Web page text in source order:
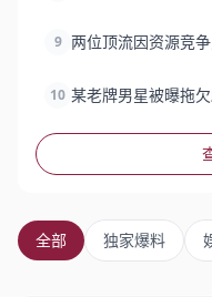
9 两位顶流因资源竞
10 某老牌男星被曝拖
全部 独家爆料